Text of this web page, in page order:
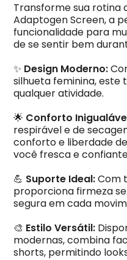
Transforme sua rotina
Adaptogen Screen, a
funcionalidade para
de se sentir bem
✨ Design Moderno:
silhueta feminina,
qualquer atividade.
🌟 Conforto
respirável e de
conforto e liberdade
você fresca e
💪 Suporte Ideal:Com
proporciona firmeza
segura em cada
🎨 Estilo Versátil:
modernas, combina
shorts, permitindo